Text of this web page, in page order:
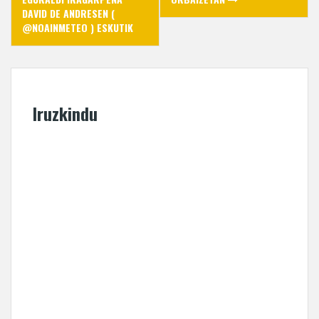
DAVID DE ANDRESEN (
@NOAINMETEO ) ESKUTIK
Iruzkindu